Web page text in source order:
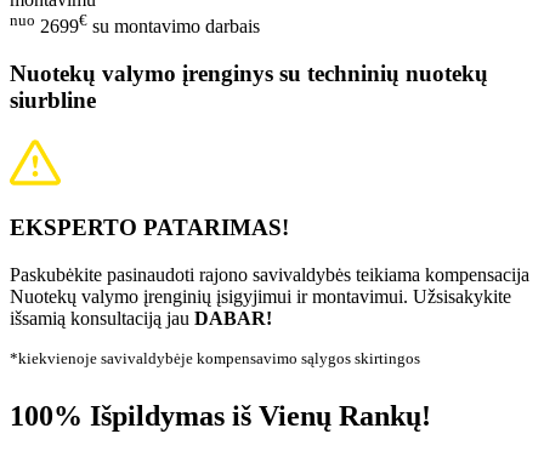
nuo 2699€ su montavimo darbais
Nuotekų valymo įrenginys su techninių nuotekų
siurbline
EKSPERTO PATARIMAS!
Paskubėkite pasinaudoti rajono savivaldybės teikiama kompensacija
Nuotekų valymo įrenginių įsigyjimui ir montavimui. Užsisakykite
išsamią konsultaciją jau DABAR!
*kiekvienoje savivaldybėje kompensavimo sąlygos skirtingos
100% Išpildymas iš Vienų Rankų!